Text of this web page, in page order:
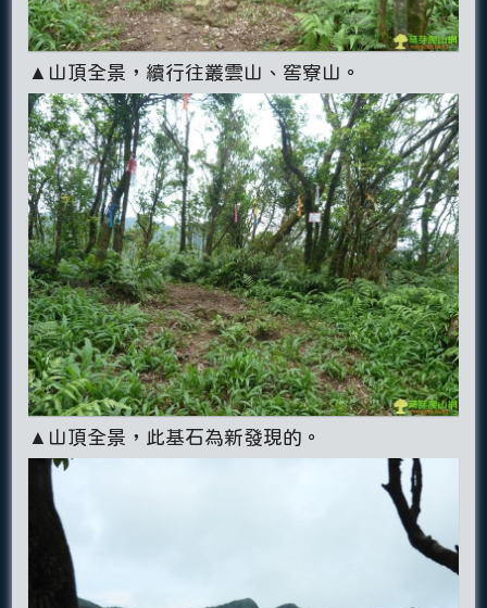
▲山頂全景，續行往叢雲山、窖寮山。
▲山頂全景，此基石為新發現的。